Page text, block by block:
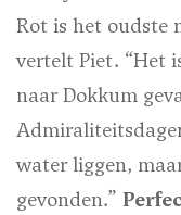
Rot is het oudste
vertelt Piet. “Het
naar Dokkum
water liggen,
gevonden.”